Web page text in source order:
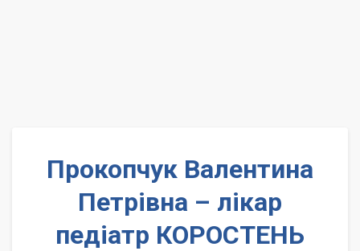
Прокопчук Валентина
Петрівна – лікар
педіатр КОРОСТЕНЬ